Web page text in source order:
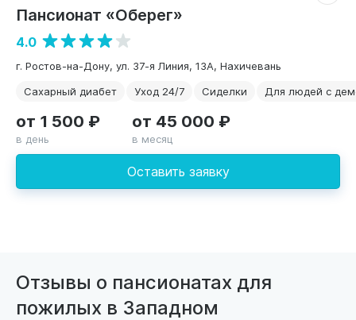
Пансионат «Оберег»
4.0
г. Ростов-на-Дону, ул. 37-я Линия, 13А, Нахичевань
Сахарный диабет
Уход 24/7 Сиделки Для людей с
Оставить заявку
от 1 500 ₽
в день
от 45 000 ₽
в месяц
Отзывы о пансионатах для
пожилых в Западном